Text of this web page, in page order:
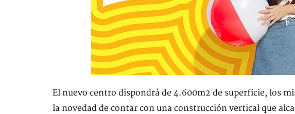
El nuevo centro dispondrá de 4.600m2 de superficie, los
la novedad de contar con una construcción vertical que